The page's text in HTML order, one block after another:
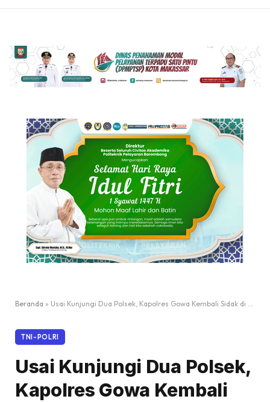
Beranda » Usai Kunjungi Dua Polsek, Kapolres Gowa Kembali Sidak di Polsek Tombolo Pao
TNI-POLRI
Usai Kunjungi Dua Polsek,
Kapolres Gowa Kembali